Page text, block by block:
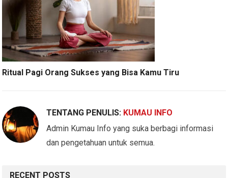
Ritual Pagi Orang Sukses yang Bisa Kamu Tiru
TENTANG PENULIS: KUMAU INFO
Admin Kumau Info yang suka berbagi informasi
dan pengetahuan untuk semua.
RECENT POSTS